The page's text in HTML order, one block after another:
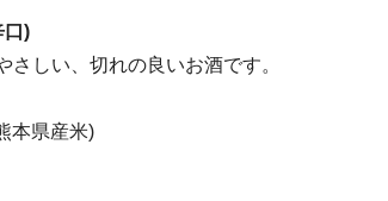
口)
しい、切れの良いお酒です。
本県産米)